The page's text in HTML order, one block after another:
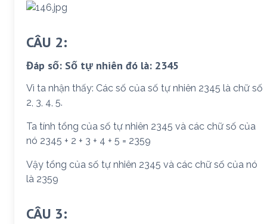
CÂU 2:
Đáp số: Số tự nhiên đó là: 2345
Vì ta nhận thấy: Các số của số tự nhiên 2345 là chữ số
2, 3, 4, 5.
Ta tính tổng của số tự nhiên 2345 và các chữ số của
nó 2345 + 2 + 3 + 4 + 5 = 2359
Vậy tổng của số tự nhiên 2345 và các chữ số của nó
là 2359
CÂU 3: